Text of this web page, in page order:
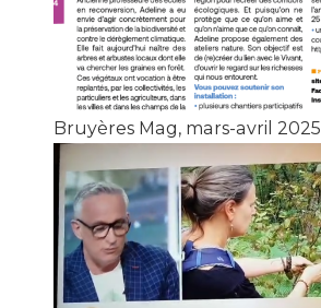
Bruyères Mag, mars-avril 2025